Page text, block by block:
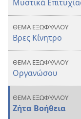
Μυστικά
ΘΕΜΑ ΕΞΩΦΥΛΛΟΥ
Βρες Κίνητρο
ΘΕΜΑ ΕΞΩΦΥΛΛΟΥ
Οργανώσου
ΘΕΜΑ ΕΞΩΦΥΛΛΟΥ
Ζήτα Βοήθεια